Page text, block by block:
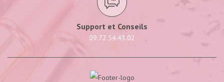
Support et Conseils
09.72.54.43.02